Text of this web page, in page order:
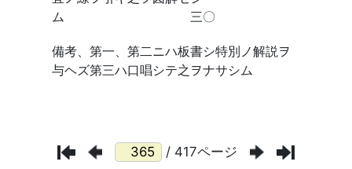
/ 417ページ